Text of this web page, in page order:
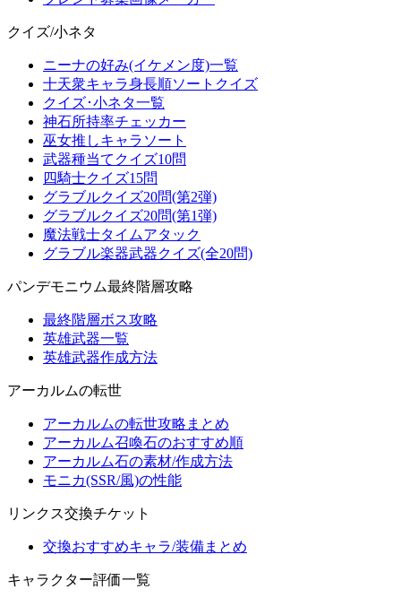
クイズ/小ネタ
ニーナの好み(イケメン度)一覧
十天衆キャラ身長順ソートクイズ
クイズ･小ネタ一覧
神石所持率チェッカー
巫女推しキャラソート
武器種当てクイズ10問
四騎士クイズ15問
グラブルクイズ20問(第2弾)
グラブルクイズ20問(第1弾)
魔法戦士タイムアタック
グラブル楽器武器クイズ(全20問)
パンデモニウム最終階層攻略
最終階層ボス攻略
英雄武器一覧
英雄武器作成方法
アーカルムの転世
アーカルムの転世攻略まとめ
アーカルム召喚石のおすすめ順
アーカルム石の素材/作成方法
モニカ(SSR/風)の性能
リンクス交換チケット
交換おすすめキャラ/装備まとめ
キャラクター評価一覧